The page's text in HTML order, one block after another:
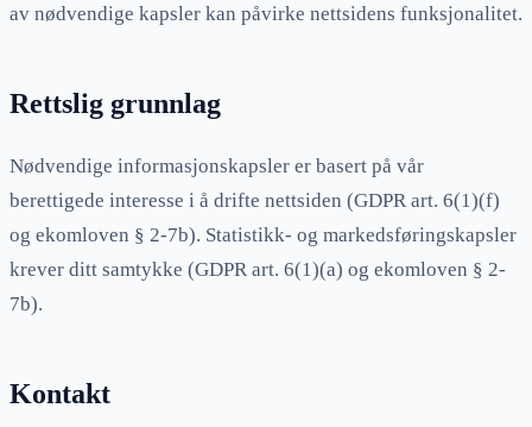
av nødvendige kapsler kan påvirke nettsidens funksjonalitet.
Rettslig grunnlag
Nødvendige informasjonskapsler er basert på vår
berettigede interesse i å drifte nettsiden (GDPR art. 6(1)(f)
og ekomloven § 2-7b). Statistikk- og markedsføringskapsler
krever ditt samtykke (GDPR art. 6(1)(a) og ekomloven § 2-
7b).
Kontakt